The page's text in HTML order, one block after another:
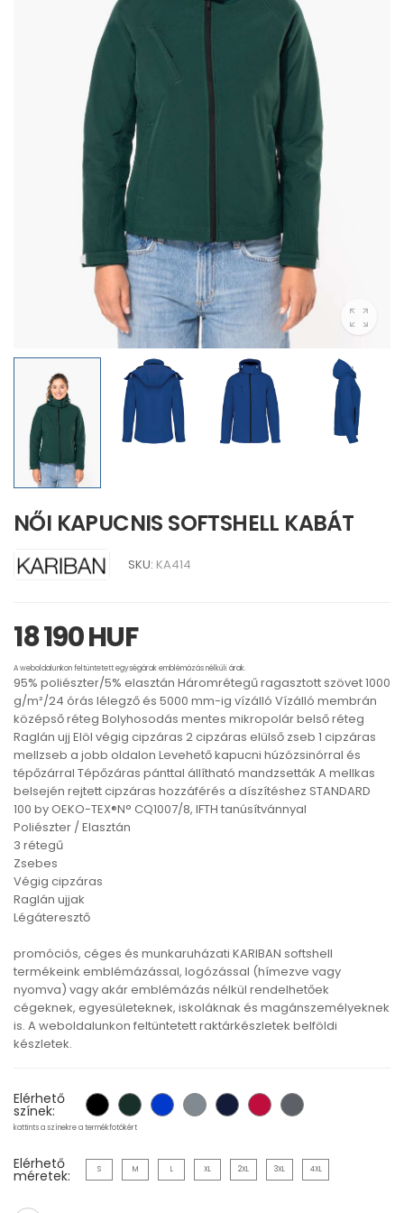
NŐI KAPUCNIS SOFTSHELL KABÁT
SKU: KA414
18 190 HUF
A weboldalunkon feltüntetett egységárak emblémázás nélküli árak.
95% poliészter/5% elasztán Háromrétegű ragasztott szövet 1000
g/m²/24 órás lélegző és 5000 mm-ig vízálló Vízálló membrán
középső réteg Bolyhosodás mentes mikropolár belső réteg
Raglán ujj Elöl végig cipzáras 2 cipzáras elülső zseb 1 cipzáras
mellzseb a jobb oldalon Levehető kapucni húzózsinórral és
tépőzárral Tépőzáras pánttal állítható mandzsetták A mellkas
belsején rejtett cipzáras hozzáférés a díszítéshez STANDARD
100 by OEKO-TEX®N° CQ1007/8, IFTH tanúsítvánnyal
Poliészter / Elasztán
3 rétegű
Zsebes
Végig cipzáras
Raglán ujjak
Légáteresztő
promóciós, céges és munkaruházati KARIBAN softshell
termékeink emblémázással, logózással (hímezve vagy
nyomva) vagy akár emblémázás nélkül rendelhetőek
cégeknek, egyesületeknek, iskoláknak és magánszemélyeknek
is. A weboldalunkon feltüntetett raktárkészletek belföldi
készletek.
Elérhető
színek:
kattints a színekre a termékfotókért
Elérhető
méretek: S M L XL 2XL 3XL 4XL